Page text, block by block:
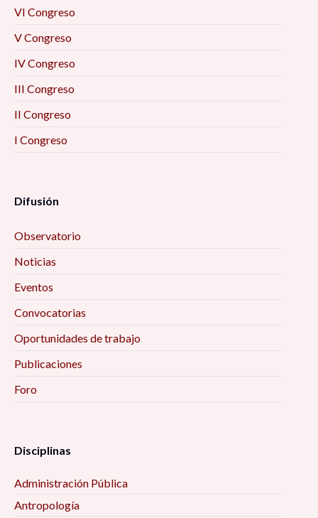
VI Congreso
V Congreso
IV Congreso
III Congreso
II Congreso
I Congreso
Difusión
Observatorio
Noticias
Eventos
Convocatorias
Oportunidades de trabajo
Publicaciones
Foro
Disciplinas
Administración Pública
Antropología